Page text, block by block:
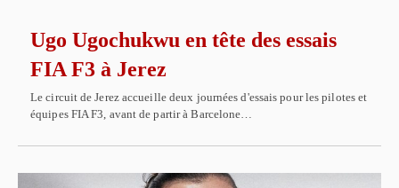
Ugo Ugochukwu en tête des essais
FIA F3 à Jerez
Le circuit de Jerez accueille deux journées d'essais pour les pilotes et
équipes FIA F3, avant de partir à Barcelone…